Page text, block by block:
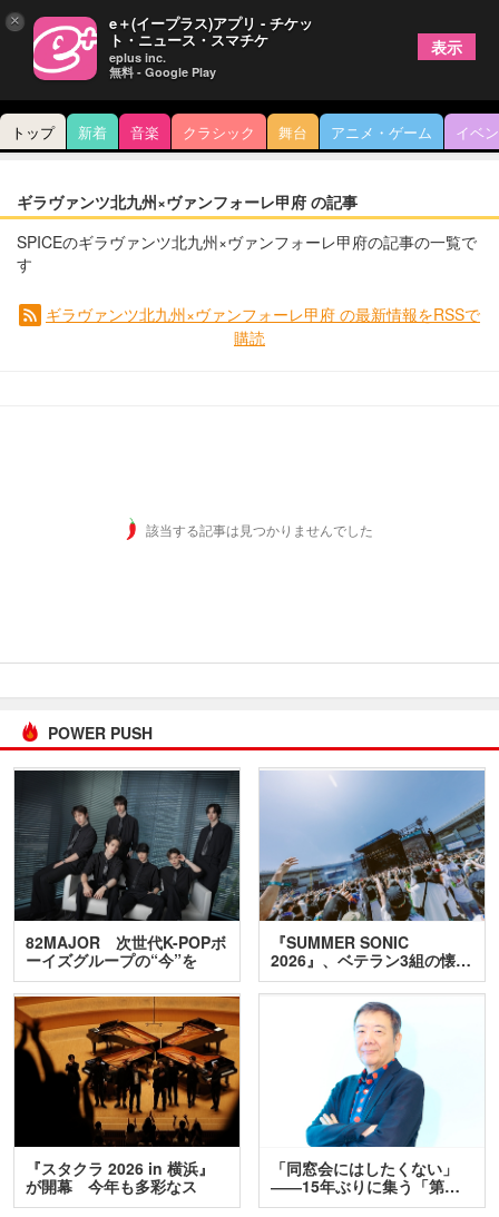
トップ 新着 音楽 クラシック 舞台 アニメ・ゲーム イベ
ギラヴァンツ北九州×ヴァンフォーレ甲府 の記事
SPICEのギラヴァンツ北九州×ヴァンフォーレ甲府の記事の一覧で
す
ギラヴァンツ北九州×ヴァンフォーレ甲府 の最新情報をRSSで
購読
該当する記事は見つかりませんでした
POWER PUSH
82MAJOR 次世代K-POPボ
ーイズグループの“今”を
訊…
『SUMMER SONIC
2026』、ベテラン3組の懐…
『スタクラ 2026 in 横浜』
が開幕 今年も多彩なス
テ…
「同窓会にはしたくない」
――15年ぶりに集う「第…
× e＋(イープラス)アプリ - チケッ
ト・ニュース・スマチケ
eplus inc.
無料 - Google Play
表示